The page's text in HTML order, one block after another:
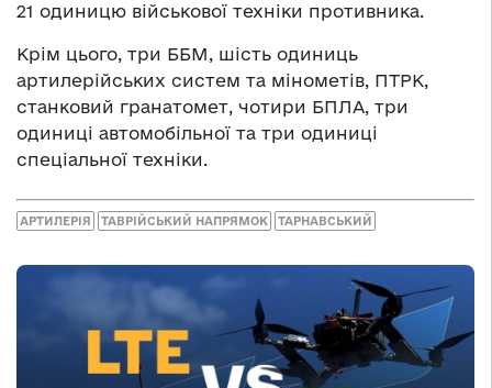
21 одиницю військової техніки противника.
Крім цього, три ББМ, шість одиниць
артилерійських систем та мінометів, ПТРК,
станковий гранатомет, чотири БПЛА, три
одиниці автомобільної та три одиниці
спеціальної техніки.
АРТИЛЕРІЯ ТАВРІЙСЬКИЙ НАПРЯМОК ТАРНАВСЬКИЙ